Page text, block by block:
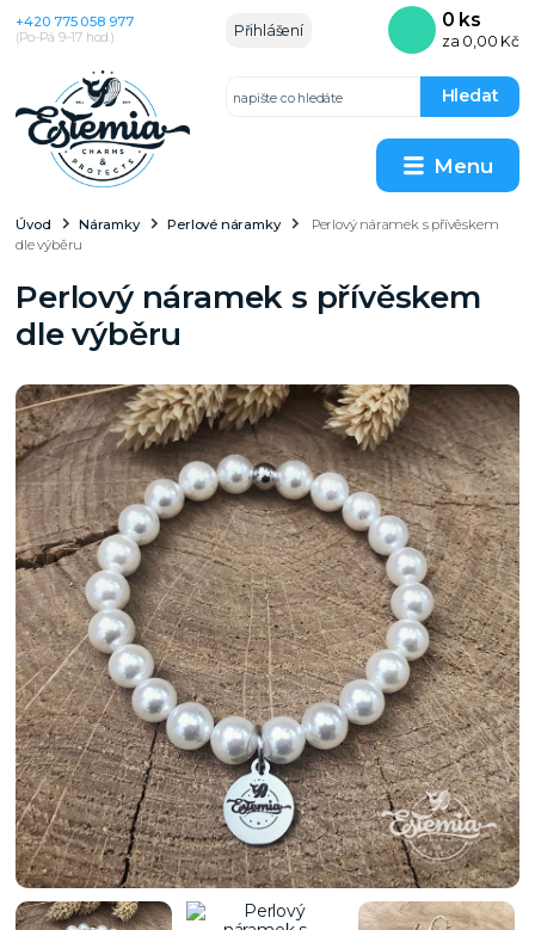
Menu
Přihlášení
Hledat
+420 775 058 977
(Po–Pá 9–17 hod.)
0 ks
za 0,00 Kč
Úvod Náramky Perlové náramky
Perlový náramek s přívěskem
dle výběru
Perlový náramek s přívěskem
dle výběru